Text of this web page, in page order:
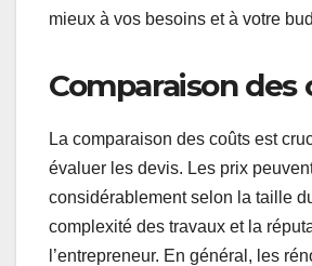
mieux à vos besoins et à votre
Comparaison des
La comparaison des coûts est
évaluer les devis. Les prix
considérablement selon la taille
complexité des travaux et la
l’entrepreneur. En général, les